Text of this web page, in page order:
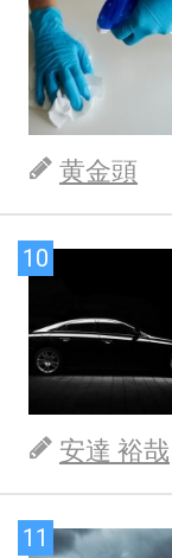
黄金頭
10
安達 裕哉
11